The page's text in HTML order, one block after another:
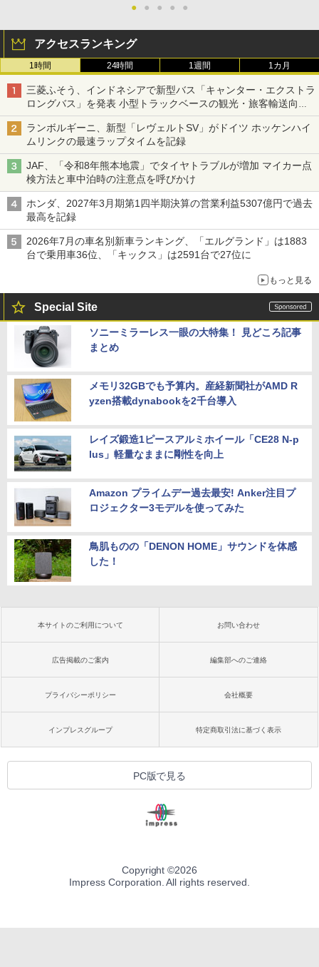
● ● ● ● ●
アクセスランキング
1時間 24時間 1週間 1カ月
三菱ふそう、インドネシアで新型バス「キャンター・エクストラ
ロングバス」を発表 小型トラックベースの観光・旅客輸送向け
バス
ランボルギーニ、新型「レヴェルトSV」がドイツ ホッケンハイ
ムリンクの最速ラップタイムを記録
JAF、「令和8年熊本地震」でタイヤトラブルが増加 マイカー点
検方法と車中泊時の注意点を呼びかけ
ホンダ、2027年3月期第1四半期決算の営業利益5307億円で過去
最高を記録
2026年7月の車名別新車ランキング、「エルグランド」は1883
台で乗用車36位、「キックス」は2591台で27位に
もっと見る
Special Site
ソニーミラーレス一眼の大特集！ 見どころ記事
まとめ
メモリ32GBでも予算内。産経新聞社がAMD R
yzen搭載dynabookを2千台導入
レイズ鍛造1ピースアルミホイール「CE28 N-p
lus」軽量なままに剛性を向上
Amazon プライムデー過去最安! Anker注目プ
ロジェクター3モデルを使ってみた
鳥肌ものの「DENON HOME」サウンドを体感
した！
本サイトのご利用について お問い合わせ
広告掲載のご案内 編集部へのご連絡
プライバシーポリシー 会社概要
インプレスグループ 特定商取引法に基づく表示
PC版で見る
Copyright ©2026
Impress Corporation. All rights reserved.